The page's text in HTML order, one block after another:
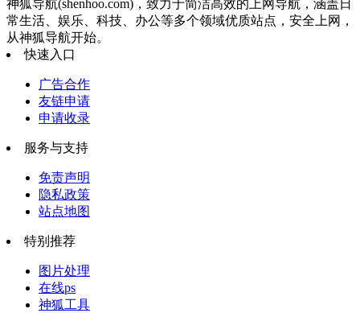
神狐导航(shenhoo.com)，致力于简洁高效的上网导航，涵盖日
常生活、娱乐、科技、办公等多个领域优质站点，安全上网，
从神狐导航开始。
快速入口
广告合作
友链申请
申请收录
服务与支持
免责声明
隐私政策
站点地图
特别推荐
图片处理
在线ps
神狐工具